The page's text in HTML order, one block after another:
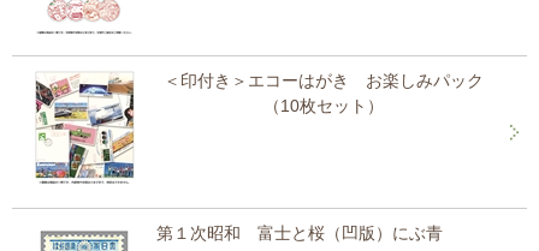
＜印付き＞エコーはがき お楽しみパック
（10枚セット）
第１次昭和 富士と桜（凹版）にぶ青